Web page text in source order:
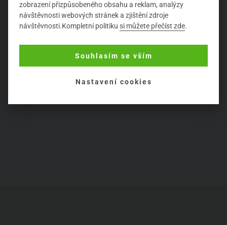
Rozhovor Saloos Složení kosmetiky Stres
Tradiční čínská medicína
Ústní hygiena Vánoce Vitaminy a minerály
zobrazení přizpůsobeného obsahu a reklam, analýzy
návštěvnosti webových stránek a zjištění zdroje
návštěvnosti.Kompletní politikusi můžete přečíst zde.
Souhlasím se vším
Nastavení cookies